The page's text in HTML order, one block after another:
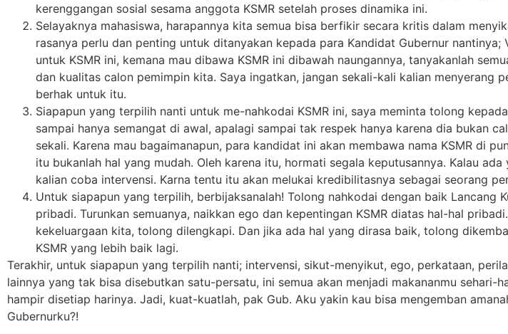
kerenggangan sosial sesama anggota KSMR setelah proses dinamika ini.
Selayaknya mahasiswa, harapannya kita semua bisa berfikir secara kritis dalam
rasanya perlu dan penting untuk ditanyakan kepada para Kandidat Gubernur
untuk KSMR ini, kemana mau dibawa KSMR ini dibawah naungannya, tanyakanlah
dan kualitas calon pemimpin kita. Saya ingatkan, jangan sekali-kali kalian menyerang
berhak untuk itu.
Siapapun yang terpilih nanti untuk me-nahkodai KSMR ini, saya meminta tolong
sampai hanya semangat di awal, apalagi sampai tak respek hanya karena dia bukan
sekali. Karena mau bagaimanapun, para kandidat ini akan membawa nama KSMR di
itu bukanlah hal yang mudah. Oleh karena itu, hormati segala keputusannya. Kalau
kalian coba intervensi. Karna tentu itu akan melukai kredibilitasnya sebagai seorang
Untuk siapapun yang terpilih, berbijaksanalah! Tolong nahkodai dengan baik Lancang
pribadi. Turunkan semuanya, naikkan ego dan kepentingan KSMR diatas hal-hal
kekeluargaan kita, tolong dilengkapi. Dan jika ada hal yang dirasa baik, tolong
KSMR yang lebih baik lagi.
Terakhir, untuk siapapun yang terpilih nanti; intervensi, sikut-menyikut, ego, perkataan,
lainnya yang tak bisa disebutkan satu-persatu, ini semua akan menjadi makananmu sehari-
hampir disetiap harinya. Jadi, kuat-kuatlah, pak Gub. Aku yakin kau bisa mengemban
Gubernurku?!